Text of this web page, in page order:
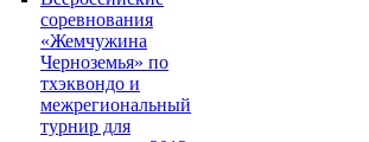
соревнования
«Жемчужина
Черноземья» по
тхэквондо и
межрегиональный
турнир для